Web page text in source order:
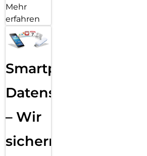
Mehr
erfahren
Smartphone
Datensicherung
– Wir
sichern